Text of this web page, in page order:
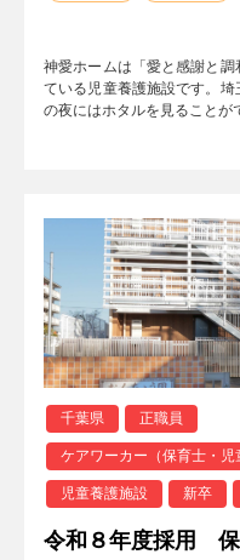
神愛ホームは「愛と感謝と
ている児童養護施設です。
の夜にはホタルを見ることが
千葉県 正職員
ケアワーカー（保育士・児
児童養護施設 新卒
令和８年度採用 保